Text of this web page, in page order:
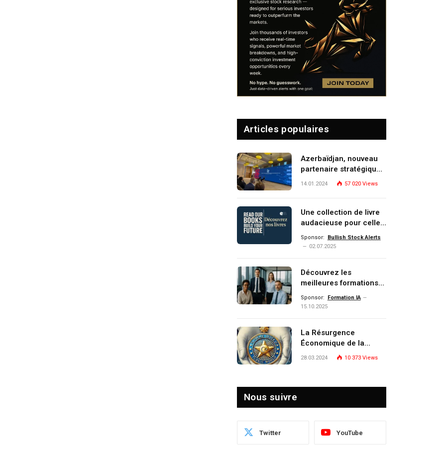
Articles populaires
Azerbaïdjan, nouveau
partenaire stratégique
de l’Union européenne
14.01.2024 57 020 Views
Une collection de livre
audacieuse pour celles
et ceux qui veulent
comprendre, investir et
Sponsor:
Bullish Stock Alerts
02.07.2025
Découvrez les
meilleures formations
Data, IA, automatisation
et investissement
écosystème d’experts
Sponsor:
Formation IA
15.10.2025
La Résurgence
Économique de la
Turquie : Naviguer dans
28.03.2024 10 373 Views
Nous suivre
Twitter YouTube